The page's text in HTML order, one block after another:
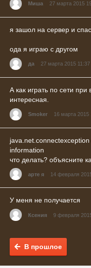
Миша 27 марта 2015
я зашол на сервер и
ода я играю с другом
да 27 марта 2015 11:37
А как играть по сети при
интересная.
Smoker 16 марта 2015
information
что делать? объясните
арте я 14 февраля
У меня не получается
Ксения 9 февраля
В прошлое